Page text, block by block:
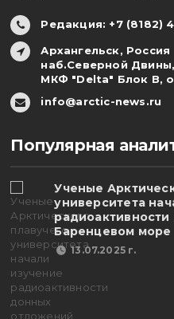
Редакция: +7 (8182)
Архангельск, Россия
наб.Северной
МКФ "Delta" Блок В,
info@arctic-news.ru
Популярная
Ученые
университета
Баренцевом море
13.07.2025 г.